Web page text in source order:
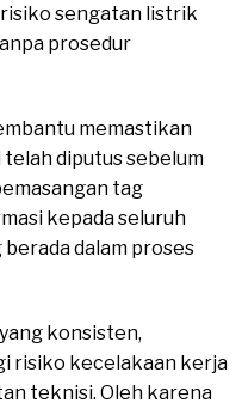
sengatan listrik
prosedur
memastikan
diputus sebelum
tag
kepada seluruh
dalam proses
konsisten,
risiko kecelakaan kerja
teknisi. Oleh karena